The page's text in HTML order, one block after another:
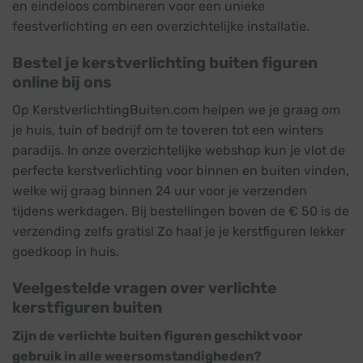
en eindeloos combineren voor een unieke
feestverlichting en een overzichtelijke installatie.
Bestel je kerstverlichting buiten figuren
online bij ons
Op KerstverlichtingBuiten.com helpen we je graag om
je huis, tuin of bedrijf om te toveren tot een winters
paradijs. In onze overzichtelijke webshop kun je vlot de
perfecte kerstverlichting voor binnen en buiten vinden,
welke wij graag binnen 24 uur voor je verzenden
tijdens werkdagen. Bij bestellingen boven de € 50 is de
verzending zelfs gratis! Zo haal je je kerstfiguren lekker
goedkoop in huis.
Veelgestelde vragen over verlichte
kerstfiguren buiten
Zijn de verlichte buiten figuren geschikt voor
gebruik in alle weersomstandigheden?